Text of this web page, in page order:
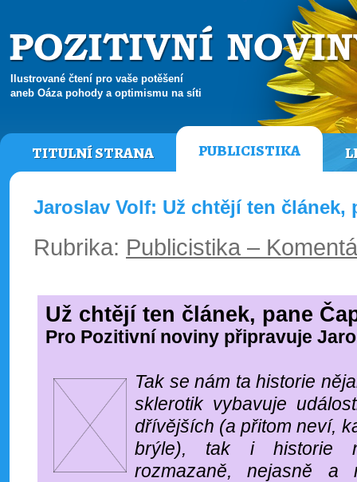
Ilustrované čtení pro vaše potěšení
aneb Oáza pohody a optimismu na síti
TITULNÍ STRANA PUBLICISTIKA
Jaroslav Volf: Už chtějí ten článek,
Rubrika: Publicistika –
Už chtějí ten článek, pane
Pro Pozitivní noviny připravuje
Tak se nám ta historie
sklerotik vybavuje
dřívějších (a přitom neví,
brýle), tak i historie
rozmazaně, nejasně